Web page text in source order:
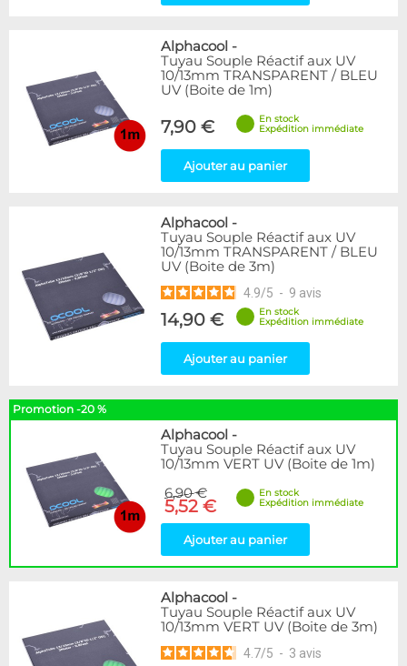
Alphacool -
Tuyau Souple Réactif aux UV
10/13mm TRANSPARENT / BLEU
UV (Boite de 1m)
7,90 €
En stock
Expédition immédiate
Ajouter au panier
Alphacool -
Tuyau Souple Réactif aux UV
10/13mm TRANSPARENT / BLEU
UV (Boite de 3m)
4.9/5 - 9 avis
14,90 €
En stock
Expédition immédiate
Ajouter au panier
Promotion -20 %
Alphacool -
Tuyau Souple Réactif aux UV
10/13mm VERT UV (Boite de 1m)
6,90 €
5,52 €
En stock
Expédition immédiate
Ajouter au panier
Alphacool -
Tuyau Souple Réactif aux UV
10/13mm VERT UV (Boite de 3m)
4.7/5 - 3 avis